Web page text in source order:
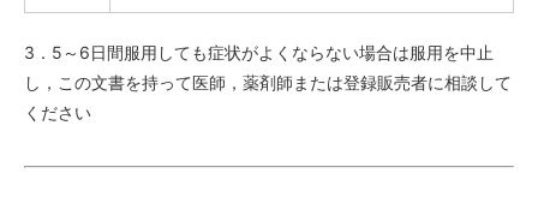
3．5～6日間服用しても症状がよくならない場合は服用を中止
し，この文書を持って医師，薬剤師または登録販売者に相談して
ください